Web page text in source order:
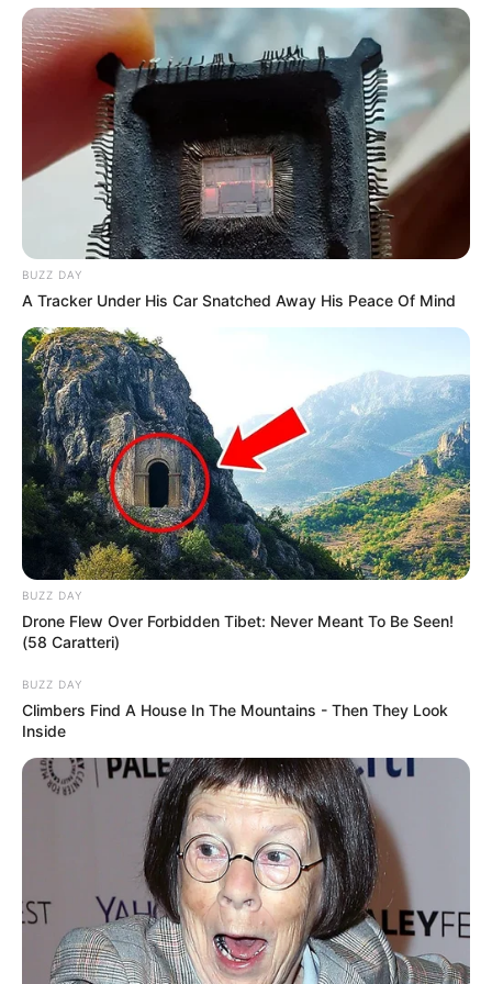
BUZZ DAY
A Tracker Under His Car Snatched Away His Peace Of Mind
BUZZ DAY
Drone Flew Over Forbidden Tibet: Never Meant To Be Seen!
(58 Caratteri)
BUZZ DAY
Climbers Find A House In The Mountains - Then They Look
Inside